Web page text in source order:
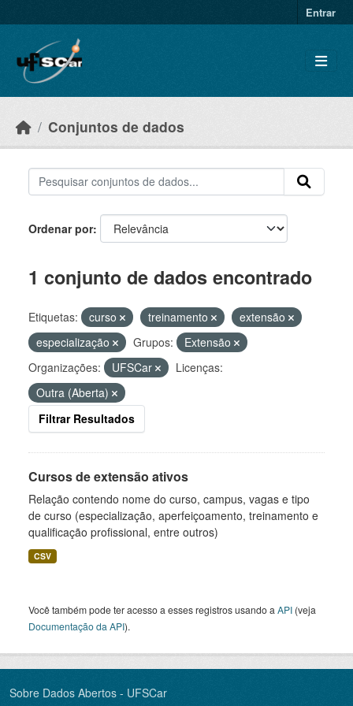
Entrar
Conjuntos de dados
Ordenar por
1 conjunto de dados encontrado
Etiquetas: curso treinamento
extensão
especialização
Grupos:
Extensão
Organizações:
UFSCar
Licenças:
Outra (Aberta)
Filtrar Resultados
Cursos de extensão ativos
Relação contendo nome do curso, campus, vagas e tipo
de curso (especialização, aperfeiçoamento, treinamento e
qualificação profissional, entre outros)
CSV
Você também pode ter acesso a esses registros usando a API (veja
Documentação da API).
Sobre Dados Abertos - UFSCar